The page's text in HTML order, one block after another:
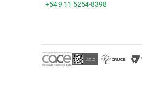
+54 9 11 5254-8398